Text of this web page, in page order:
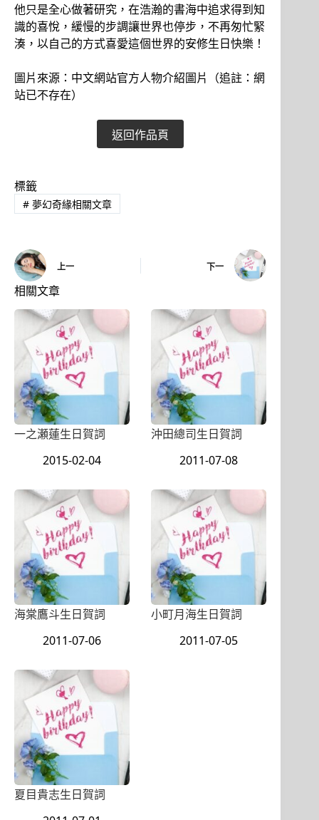
他只是全心做著研究，在浩瀚的書海中追求得到知
識的喜悅，緩慢的步調讓世界也停步，不再匆忙緊
湊，以自己的方式喜愛這個世界的安修生日快樂！
圖片來源：中文網站官方人物介紹圖片（追註：網
站已不存在）
返回作品頁
標籤
#夢幻奇緣相關文章
上一 下一
相關文章
一之瀬蓮生日賀詞
2015-02-04
沖田總司生日賀詞
2011-07-08
海棠鷹斗生日賀詞
2011-07-06
小町月海生日賀詞
2011-07-05
夏目貴志生日賀詞